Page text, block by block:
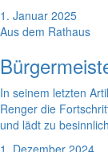
1. Januar 2025
Aus dem Rathaus
In seinem letzten
Renger die
und lädt zu
1. Dezember 2024